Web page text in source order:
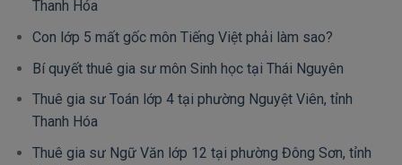
Thanh Hóa
Con lớp 5 mất gốc môn Tiếng Việt phải làm sao?
Bí quyết thuê gia sư môn Sinh học tại Thái Nguyên
Thuê gia sư Toán lớp 4 tại phường Nguyệt Viên, tỉnh
Thanh Hóa
Thuê gia sư Ngữ Văn lớp 12 tại phường Đông Sơn, tỉnh